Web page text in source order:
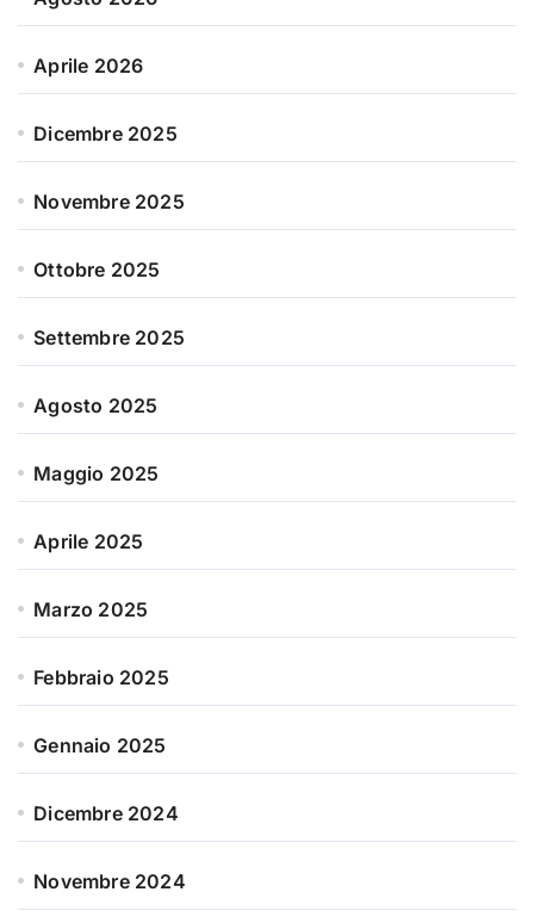
Aprile 2026
Dicembre 2025
Novembre 2025
Ottobre 2025
Settembre 2025
Agosto 2025
Maggio 2025
Aprile 2025
Marzo 2025
Febbraio 2025
Gennaio 2025
Dicembre 2024
Novembre 2024